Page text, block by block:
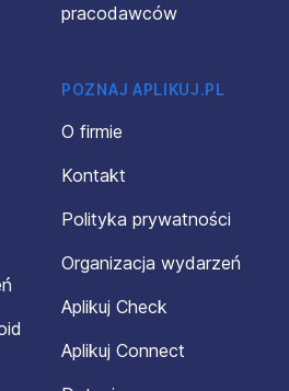
pracodawców
POZNAJ APLIKUJ.PL
O firmie
Kontakt
Polityka prywatności
Organizacja wydarzeń
Aplikuj Check
Aplikuj Connect